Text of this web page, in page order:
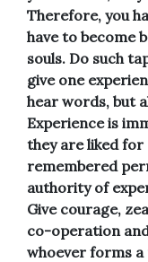
Therefore, you
have to become
souls. Do such
give one
hear words, but
Experience is
they are liked
remembered
authority of
Give courage,
co-operation
whoever forms